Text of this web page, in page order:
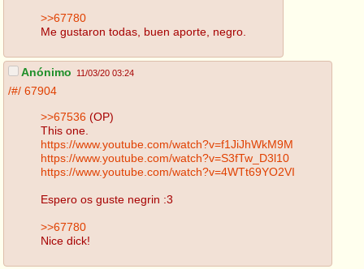
>>67780
Me gustaron todas, buen aporte, negro.
Anónimo 11/03/20 03:24
/#/ 67904
>>67536 (OP)
This one.
https://www.youtube.com/watch?v=f1JiJhWkM9M
https://www.youtube.com/watch?v=S3fTw_D3l10
https://www.youtube.com/watch?v=4WTt69YO2VI
Espero os guste negrin :3
>>67780
Nice dick!